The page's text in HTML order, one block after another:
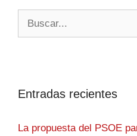
Entradas recientes
La propuesta del PSOE